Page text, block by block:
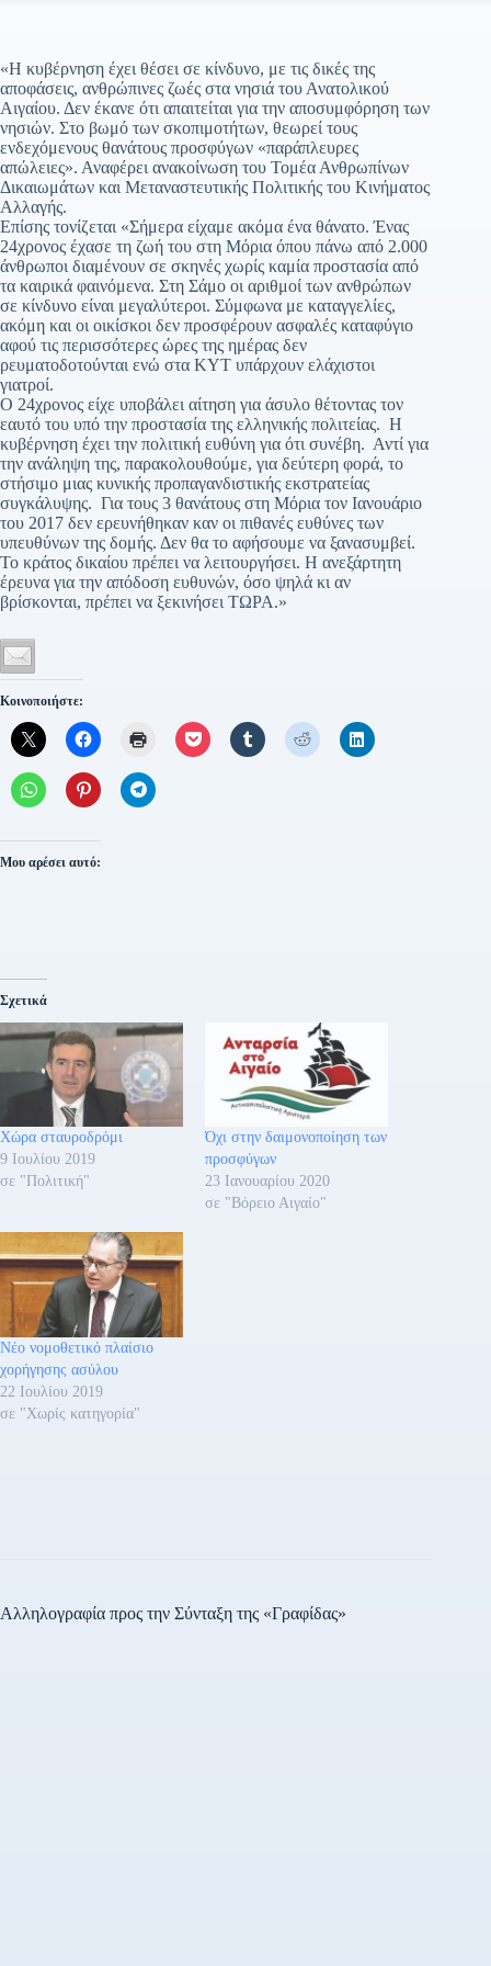
«Η κυβέρνηση έχει θέσει σε κίνδυνο, με τις δικές της
αποφάσεις, ανθρώπινες ζωές στα νησιά του Ανατολικού
Αιγαίου. Δεν έκανε ότι απαιτείται για την αποσυμφόρηση των
νησιών. Στο βωμό των σκοπιμοτήτων, θεωρεί τους
ενδεχόμενους θανάτους προσφύγων «παράπλευρες
απώλειες». Αναφέρει ανακοίνωση του Τομέα Ανθρωπίνων
Δικαιωμάτων και Μεταναστευτικής Πολιτικής του Κινήματος
Αλλαγής.
Επίσης τονίζεται «Σήμερα είχαμε ακόμα ένα θάνατο. Ένας
24χρονος έχασε τη ζωή του στη Μόρια όπου πάνω από 2.000
άνθρωποι διαμένουν σε σκηνές χωρίς καμία προστασία από
τα καιρικά φαινόμενα. Στη Σάμο οι αριθμοί των ανθρώπων
σε κίνδυνο είναι μεγαλύτεροι. Σύμφωνα με καταγγελίες,
ακόμη και οι οικίσκοι δεν προσφέρουν ασφαλές καταφύγιο
αφού τις περισσότερες ώρες της ημέρας δεν
ρευματοδοτούνται ενώ στα ΚΥΤ υπάρχουν ελάχιστοι
γιατροί.
Ο 24χρονος είχε υποβάλει αίτηση για άσυλο θέτοντας τον
εαυτό του υπό την προστασία της ελληνικής πολιτείας. Η
κυβέρνηση έχει την πολιτική ευθύνη για ότι συνέβη. Αντί για
την ανάληψη της, παρακολουθούμε, για δεύτερη φορά, το
στήσιμο μιας κυνικής προπαγανδιστικής εκστρατείας
συγκάλυψης. Για τους 3 θανάτους στη Μόρια τον Ιανουάριο
του 2017 δεν ερευνήθηκαν καν οι πιθανές ευθύνες των
υπευθύνων της δομής. Δεν θα το αφήσουμε να ξανασυμβεί.
Το κράτος δικαίου πρέπει να λειτουργήσει. Η ανεξάρτητη
έρευνα για την απόδοση ευθυνών, όσο ψηλά κι αν
βρίσκονται, πρέπει να ξεκινήσει ΤΩΡΑ.»
Κοινοποιήστε:
Μου αρέσει αυτό:
Σχετικά
Χώρα σταυροδρόμι
9 Ιουλίου 2019
σε "Πολιτική"
Όχι στην δαιμονοποίηση των
προσφύγων
23 Ιανουαρίου 2020
σε "Βόρειο Αιγαίο"
Νέο νομοθετικό πλαίσιο
χορήγησης ασύλου
22 Ιουλίου 2019
σε "Χωρίς κατηγορία"
Αλληλογραφία προς την Σύνταξη της «Γραφίδας»